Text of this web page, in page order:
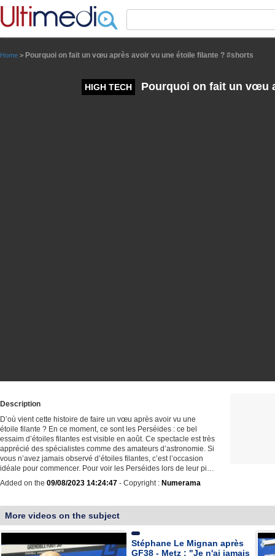
Home > Pourquoi on fait un vœu après avoir vu une étoile filante ? #shorts
HIGH TECH Pourquoi on fait un vœu
Description
D’où vient cette histoire de faire un vœu après avoir vu une
étoile filante ? En ce moment, ce sont les Perséides : ce bel
essaim d’étoiles filantes est visible en août. Ce spectacle est très
apprécié des spécialistes comme des amateurs d’astronomie. Si
vous n’avez jamais observé d’étoiles filantes, c’est l’occasion
idéale pour commencer. Pour voir les Perséides lors de leur pi…
Added on the 09/08/2023 14:24:47 - Copyright : Numerama
More videos on the subject
Stéphane Le Mignan après
GF38 - Metz : "Je n'ai jamais
Panneau de gestion des cookies